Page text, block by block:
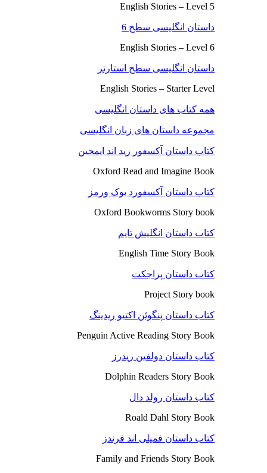
English Stories – Level 5
داستان انگلیسی سطح 6
English Stories – Level 6
داستان انگلیسی سطح استارتر
English Stories – Starter Level
همه کتاب های داستان انگلیسی
مجموعه داستان های زبان انگلیسی
کتاب داستان آکسفور رید اند ایمجین
Oxford Read and Imagine Book
کتاب داستان آکسفورد بوک ورمز
Oxford Bookworms Story book
کتاب داستان انگلیش تایم
English Time Story Book
کتاب داستان پراجکت
Project Story book
کتاب داستان پنگوئن اکتیو ریدینگ
Penguin Active Reading Story Book
کتاب داستان دولفین ریدرز
Dolphin Readers Story Book
کتاب داستان رولد دال
Roald Dahl Story Book
کتاب داستان فمیلی اند فرندز
Family and Friends Story Book